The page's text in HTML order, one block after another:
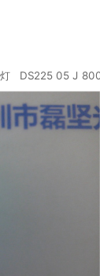
灯 DS225 05 J